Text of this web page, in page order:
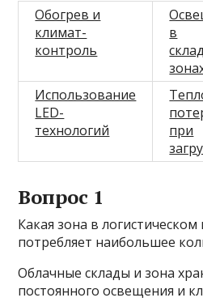
Обогрев и
климат-
контроль
в
Использование
LED-
технологий
при
Вопрос 1
Какая зона в
потребляет наибольшее
Облачные склады и зона
постоянного освещения и